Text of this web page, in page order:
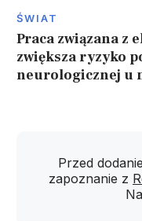
ŚWIAT
Praca związana z
zwiększa ryzyko
neurologicznej u
Przed
zapoznanie z